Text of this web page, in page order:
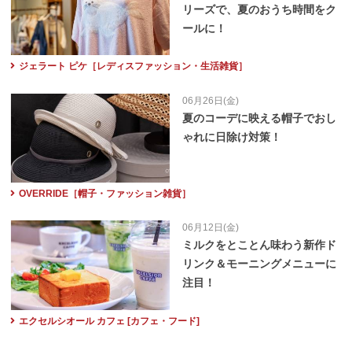
リーズで、夏のおうち時間をク
ールに！
ジェラート ピケ［レディスファッション・生活雑貨］
06月26日(金)
夏のコーデに映える帽子でおし
ゃれに日除け対策！
OVERRIDE［帽子・ファッション雑貨］
06月12日(金)
ミルクをとことん味わう新作ド
リンク＆モーニングメニューに
注目！
エクセルシオール カフェ [カフェ・フード]